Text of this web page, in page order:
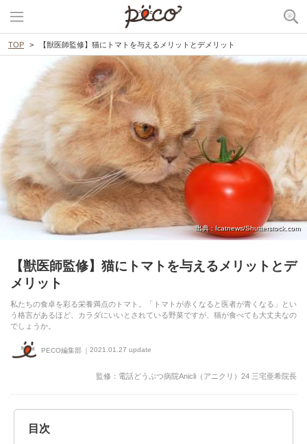
TOP 【獣医師監修】猫にトマトを与えるメリットとデメリット
出典 : Icatnews/Shutterstock.com
【獣医師監修】猫にトマトを与えるメリットとデ
メリット
私たちの食卓を彩る栄養満点のトマト。「トマトが赤くなると医者が青くなる」とい
う格言があるほど、カラダにいいとされている野菜ですが、猫が食べても大丈夫なの
でしょうか。
PECO編集部 2021.01.27 update
監修：電話どうぶつ病院Anicli（アニクリ）24 三宅亜希院長
目次